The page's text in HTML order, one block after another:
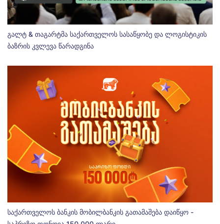
გალტ & თაგარტმა საქართველოს სასაწყობე და ლოგისტიკის
ბაზრის კვლევა წარადგინა
საქართველოს ბანკის მობილბანკის გათამაშება დაიწყო -